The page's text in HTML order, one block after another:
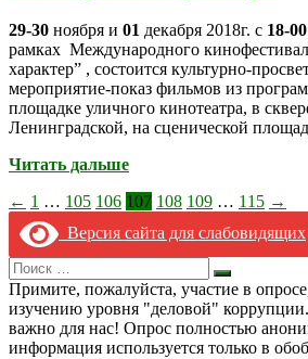
29-30 ноября и 01 декабря 2018г. с 18-00
рамках Международного
характер” , состоится культурно-
мероприятие-показ фильмов из
площадке уличного кинотеатра, в
Ленинградской, на сценической
Читать дальше
Пагинация
записей
← 1 … 105 106 107 108 109 … 115 →
Версия сайта для слабовидящих
Search
for:
Искать
Примите, пожалуйста, участие в
изучению уровня "деловой"
важно для нас! Опрос полностью
информация используется только в